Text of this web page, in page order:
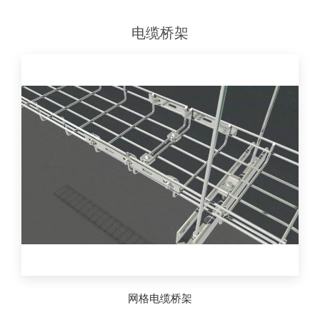
电缆桥架
网格电缆桥架